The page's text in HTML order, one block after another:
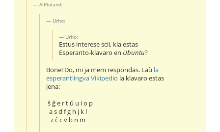
AlfRoland:
Urho:
Urho:
Estus interese scii, kia estas
Esperanto-klavaro en Ubuntu?
Bone! Do, mi ja mem respondas. Laŭ la
esperantlingva Vikipedio la klavaro estas
jena:
ŝ ĝ e r t ŭ u i o p
a s d f g h j k l
z ĉ c v b n m